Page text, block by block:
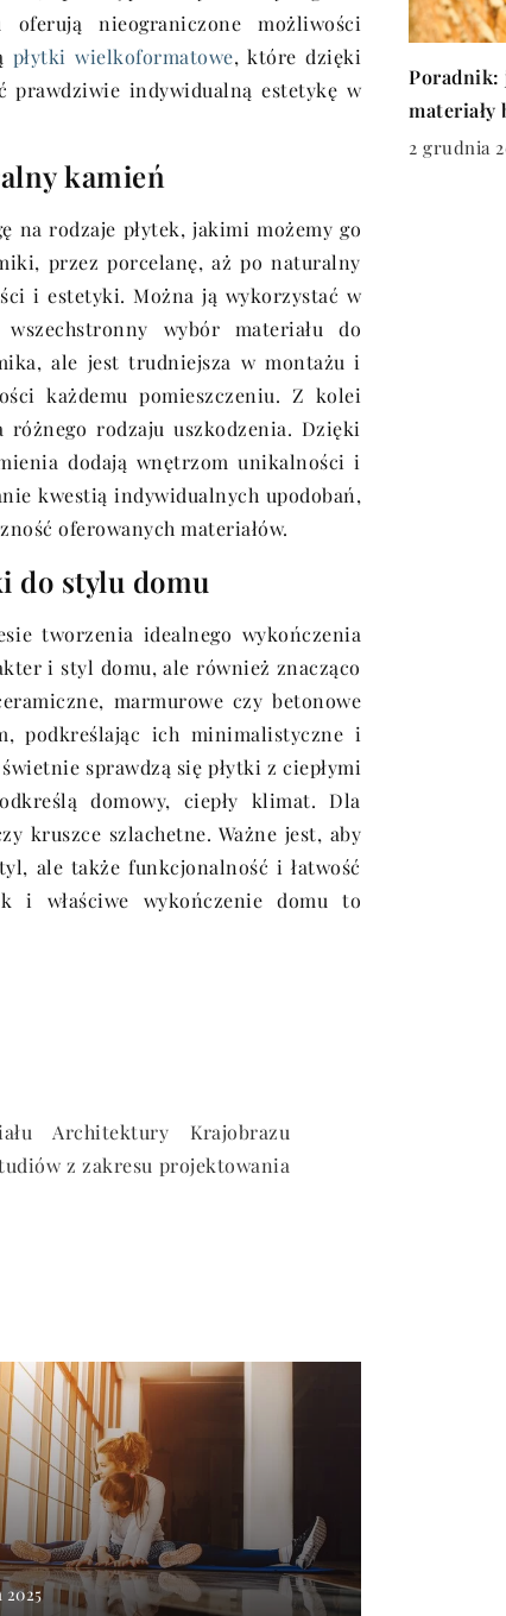
oferują nieograniczone możliwości
płytki wielkoformatowe, które dzięki
prawdziwie indywidualną estetykę w
kamień
na rodzaje płytek, jakimi możemy go
przez porcelanę, aż po naturalny
i estetyki. Można ją wykorzystać w
wybór materiału do
ale jest trudniejsza w montażu i
każdemu pomieszczeniu. Z kolei
rodzaju uszkodzenia. Dzięki
dodają wnętrzom unikalności i
kwestią indywidualnych upodobań,
oferowanych materiałów.
do stylu domu
tworzenia idealnego wykończenia
i styl domu, ale również znacząco
marmurowe czy betonowe
podkreślając ich minimalistyczne i
sprawdzą się płytki z ciepłymi
domowy, ciepły klimat. Dla
kruszce szlachetne. Ważne jest, aby
ale także funkcjonalność i łatwość
i właściwe wykończenie domu to
Architektury Krajobrazu
z zakresu projektowania
2025
Poradnik:
materiały
2 grudnia